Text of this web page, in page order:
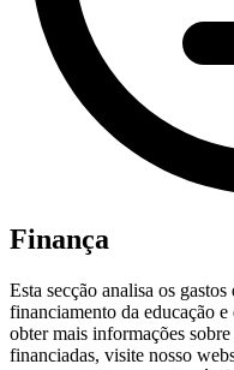
Finança
Esta secção analisa os
financiamento da educação e
obter mais informações
financiadas, visite nosso